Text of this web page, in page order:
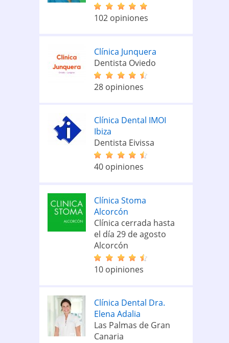
102 opiniones
Clínica Junquera
Dentista Oviedo
28 opiniones
Clínica Dental IMOI
Ibiza
Dentista Eivissa
40 opiniones
Clínica Stoma
Alcorcón
Clínica cerrada hasta
el día 29 de agosto
Alcorcón
10 opiniones
Clínica Dental Dra.
Elena Adalia
Las Palmas de Gran
Canaria